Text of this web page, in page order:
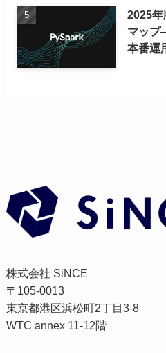
2025
マップ
本番運
株式会社 SiNCE
〒105-0013
東京都港区浜松町2丁目3-8
WTC annex 11-12階